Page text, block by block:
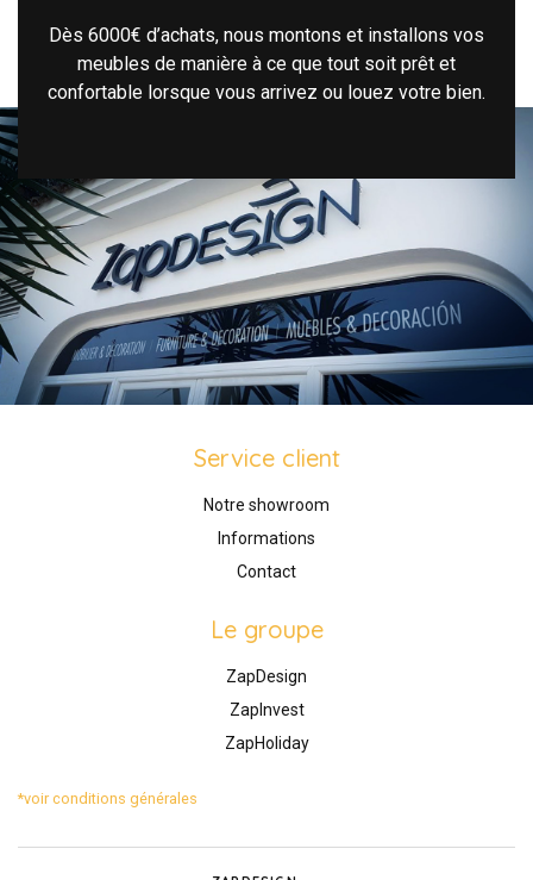
Dès 6000€ d’achats, nous montons et installons vos
meubles de manière à ce que tout soit prêt et
confortable lorsque vous arrivez ou louez votre bien.
Service client
Notre showroom
Informations
Contact
Le groupe
ZapDesign
ZapInvest
ZapHoliday
*voir conditions générales